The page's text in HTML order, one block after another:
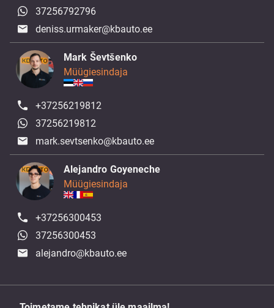
37256792796
deniss.urmaker@kbauto.ee
Mark Ševtšenko
Müügiesindaja
+37256219812
37256219812
mark.sevtsenko@kbauto.ee
Alejandro Goyeneche
Müügiesindaja
+37256300453
37256300453
alejandro@kbauto.ee